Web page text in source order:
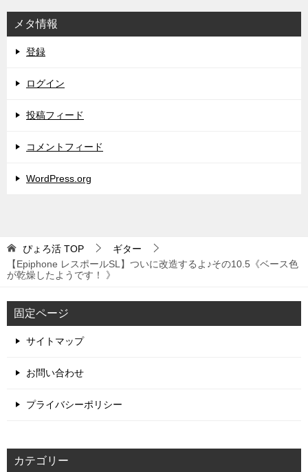
メタ情報
登録
ログイン
投稿フィード
コメントフィード
WordPress.org
ぴょろ活 TOP
ギター
【Epiphone レスポールSL】ついに改造するよ♪その10.5《ベース色
が乾燥したようです！ 》
固定ページ
サイトマップ
お問い合わせ
プライバシーポリシー
カテゴリー